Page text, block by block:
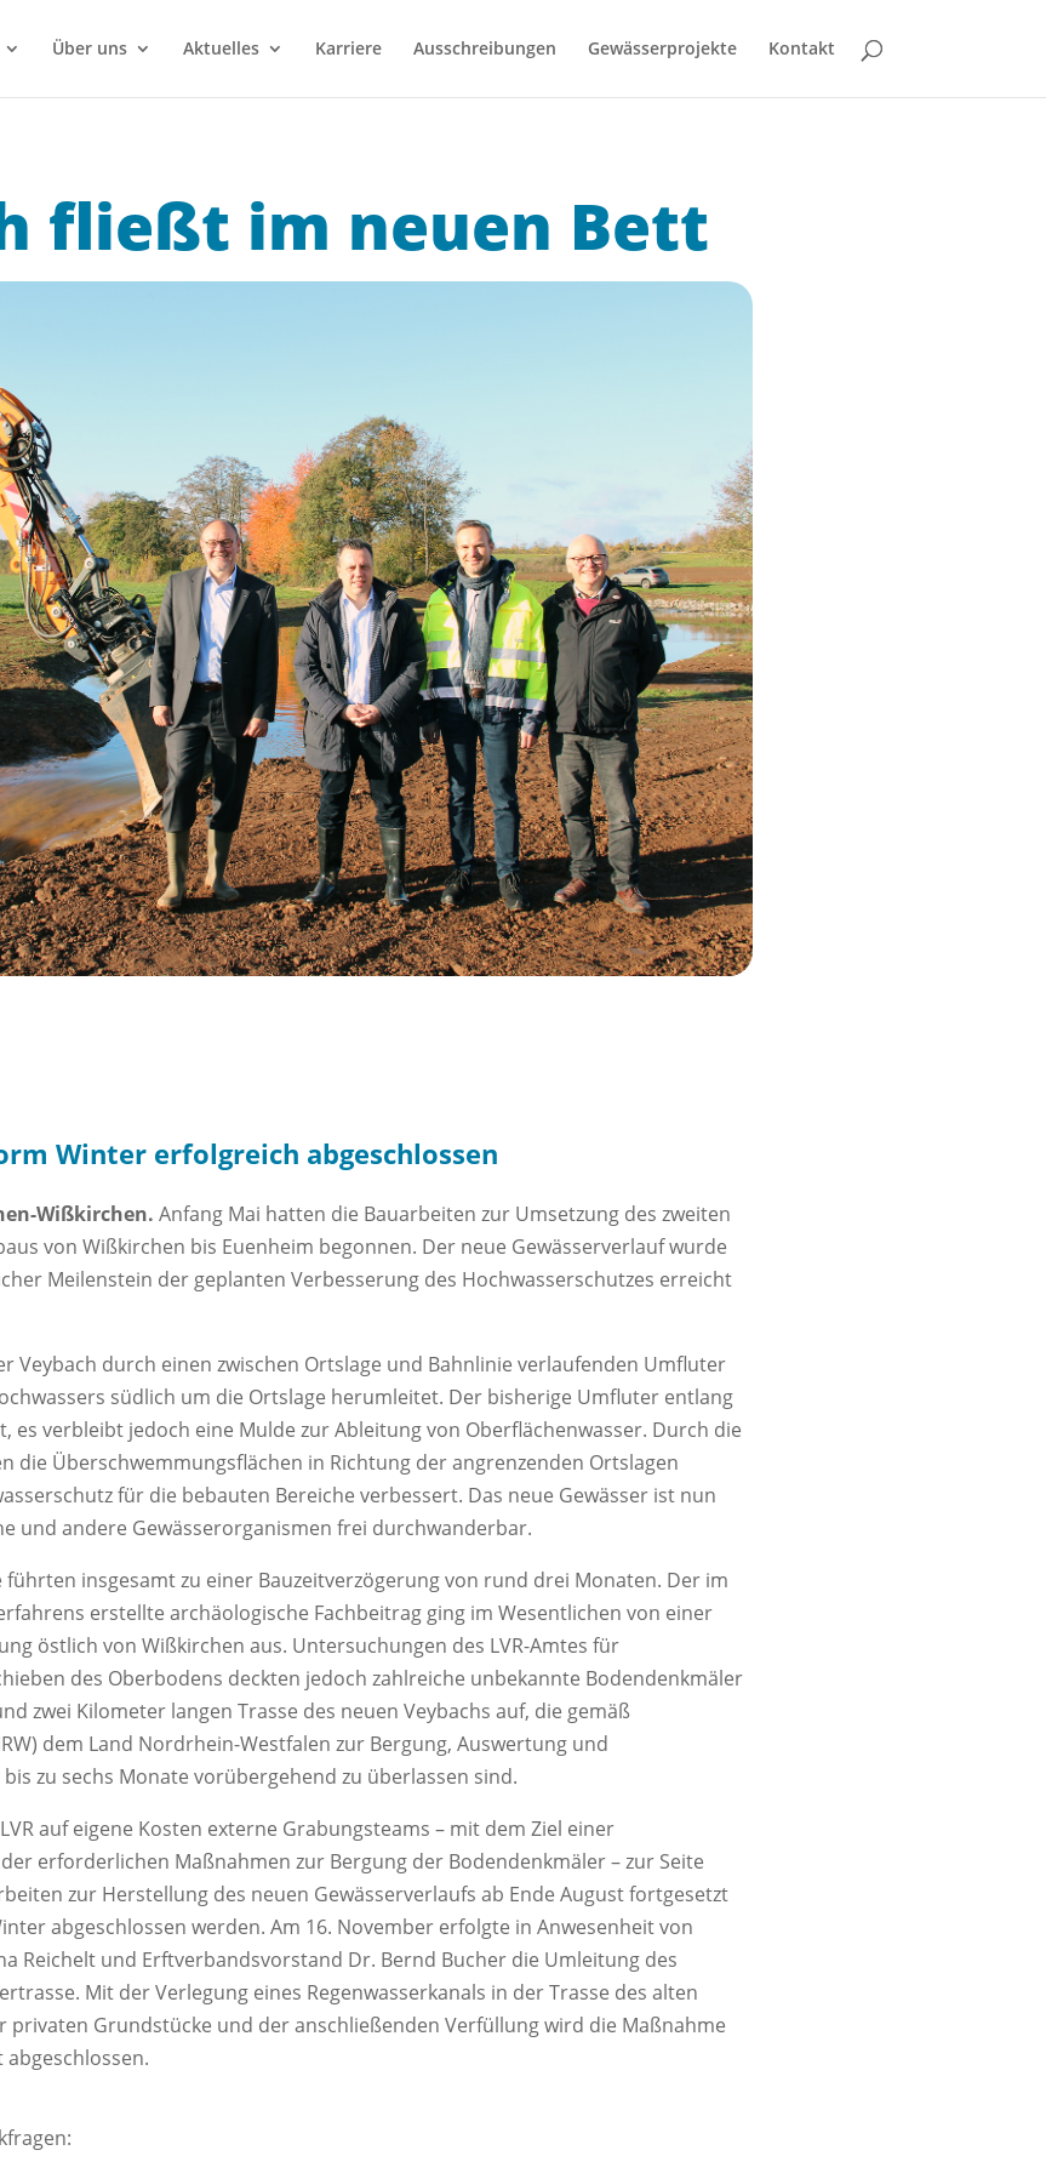
Über uns Aktuelles Karriere Ausschreibungen Gewässerprojekte Kontakt
fließt im neuen Bett
Winter erfolgreich abgeschlossen
Wißkirchen. Anfang Mai hatten die Bauarbeiten zur Umsetzung des zweiten
von Wißkirchen bis Euenheim begonnen. Der neue Gewässerverlauf wurde
Meilenstein der geplanten Verbesserung des Hochwasserschutzes erreicht
Veybach durch einen zwischen Ortslage und Bahnlinie verlaufenden Umfluter
südlich um die Ortslage herumleitet. Der bisherige Umfluter entlang
es verbleibt jedoch eine Mulde zur Ableitung von Oberflächenwasser. Durch die
die Überschwemmungsflächen in Richtung der angrenzenden Ortslagen
für die bebauten Bereiche verbessert. Das neue Gewässer ist nun
und andere Gewässerorganismen frei durchwanderbar.
insgesamt zu einer Bauzeitverzögerung von rund drei Monaten. Der im
erstellte archäologische Fachbeitrag ging im Wesentlichen von einer
östlich von Wißkirchen aus. Untersuchungen des LVR-Amtes für
des Oberbodens deckten jedoch zahlreiche unbekannte Bodendenkmäler
zwei Kilometer langen Trasse des neuen Veybachs auf, die gemäß
dem Land Nordrhein-Westfalen zur Bergung, Auswertung und
zu sechs Monate vorübergehend zu überlassen sind.
auf eigene Kosten externe Grabungsteams – mit dem Ziel einer
erforderlichen Maßnahmen zur Bergung der Bodendenkmäler – zur Seite
zur Herstellung des neuen Gewässerverlaufs ab Ende August fortgesetzt
abgeschlossen werden. Am 16. November erfolgte in Anwesenheit von
Reichelt und Erftverbandsvorstand Dr. Bernd Bucher die Umleitung des
Mit der Verlegung eines Regenwasserkanals in der Trasse des alten
privaten Grundstücke und der anschließenden Verfüllung wird die Maßnahme
abgeschlossen.